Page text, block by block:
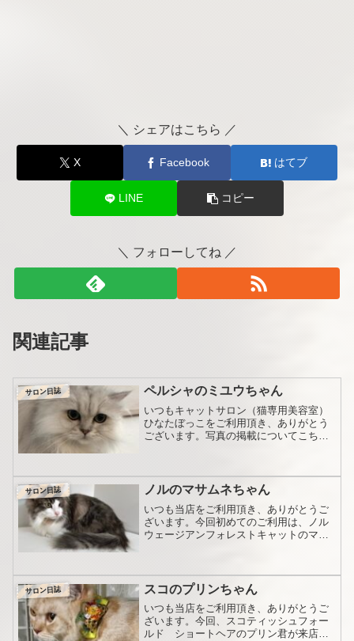
＼ シェアはこちら ／
X Facebook はてブ
LINE コピー
＼ フォローしてね ／
関連記事
サロン日誌 ペルシャのミユウちゃん
いつもキャットサロン（猫専用美容室）
ひなたぼっこをご利用頂き、ありがとう
ございます。写真の掲載についてこちら
「施術中、どんな様子だったんだろう」
などとてもお気になさると...
サロン日誌 ノルのマサムネちゃん
いつも当店をご利用頂き、ありがとうご
ざいます。今回初めてのご利用は、ノル
ウェージアンフォレストキャットのマサ
でに3年ほどかかる猫種ですが、まだ1歳
にもなってなってない...
サロン日誌 スコのプリンちゃん
いつも当店をご利用頂き、ありがとうご
ざいます。今回、スコティッシュフォー
ルド ショートヘアのプリン君が来店さ